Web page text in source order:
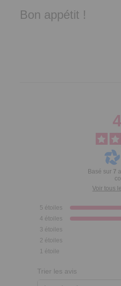
Bon appétit !
Basé sur 7
Voir tous
5 étoiles
4 étoiles
3 étoiles
2 étoiles
1 étoile
Trier les avis